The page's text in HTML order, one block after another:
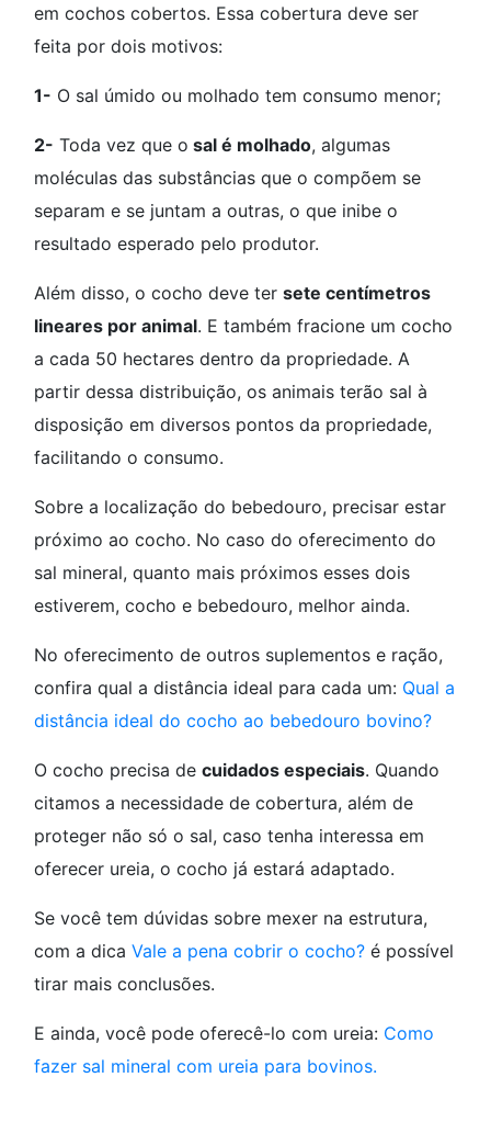
em cochos cobertos. Essa cobertura deve ser
feita por dois motivos:
1- O sal úmido ou molhado tem consumo menor;
2- Toda vez que o sal é molhado, algumas
moléculas das substâncias que o compõem se
separam e se juntam a outras, o que inibe o
resultado esperado pelo produtor.
Além disso, o cocho deve ter sete centímetros
lineares por animal. E também fracione um cocho
a cada 50 hectares dentro da propriedade. A
partir dessa distribuição, os animais terão sal à
disposição em diversos pontos da propriedade,
facilitando o consumo.
Sobre a localização do bebedouro, precisar estar
próximo ao cocho. No caso do oferecimento do
sal mineral, quanto mais próximos esses dois
estiverem, cocho e bebedouro, melhor ainda.
No oferecimento de outros suplementos e ração,
confira qual a distância ideal para cada um: Qual a
distância ideal do cocho ao bebedouro bovino?
O cocho precisa de cuidados especiais. Quando
citamos a necessidade de cobertura, além de
proteger não só o sal, caso tenha interessa em
oferecer ureia, o cocho já estará adaptado.
Se você tem dúvidas sobre mexer na estrutura,
com a dica Vale a pena cobrir o cocho? é possível
tirar mais conclusões.
E ainda, você pode oferecê-lo com ureia: Como
fazer sal mineral com ureia para bovinos.